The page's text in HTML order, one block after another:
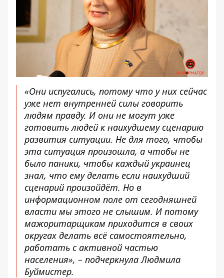
«Они испугались, потому что у них сейчас
уже нет внутренней силы говорить
людям правду. И они не могут уже
готовить людей к наихудшему сценарию
развития ситуации. Не для того, чтобы
эта ситуация произошла, а чтобы не
было паники, чтобы каждый украинец
знал, что ему делать если наихудший
сценарий произойдёт. Но в
информационном поле от сегодняшней
власти мы этого не слышим. И потому
мажоритарщикам приходится в своих
округах делать всё самостоятельно,
работать с активной частью
населения», – подчеркнула Людмила
Буймистер.